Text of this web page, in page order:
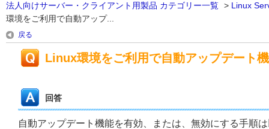
法人向けサーバー・クライアント用製品 カテゴリー一覧 > Linux
環境をご利用で自動アップ...
戻る
Linux環境をご利用で自動アップデート
回答
自動アップデート機能を有効、または、無効にする手順